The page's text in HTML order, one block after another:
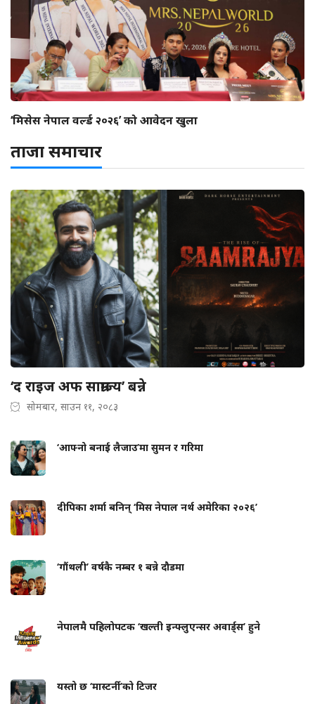
‘मिसेस नेपाल वर्ल्ड २०२६’ को आवेदन खुला
ताजा समाचार
‘द राइज अफ साम्राज्य’ बन्ने
सोमबार, साउन ११, २०८३
‘आफ्नो बनाई लैजाउ’मा सुमन र गरिमा
दीपिका शर्मा बनिन् ‘मिस नेपाल नर्थ अमेरिका २०२६’
‘गौंथली’ वर्षकै नम्बर १ बन्ने दौडमा
नेपालमै पहिलोपटक ‘खल्ती इन्फ्लुएन्सर अवार्ड्स’ हुने
यस्तो छ ‘मास्टर्नी’को टिजर